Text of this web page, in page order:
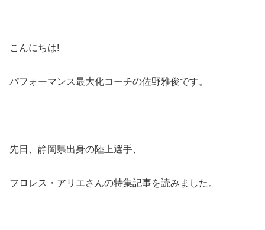
こんにちは!
パフォーマンス最大化コーチの佐野雅俊です。
先日、静岡県出身の陸上選手、
フロレス・アリエさんの特集記事を読みました。